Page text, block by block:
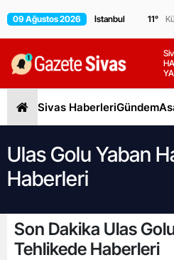
09 Ağustos 2026 11°
Sivas HaberleriGündem
Ulas Golu Yaban
Haberleri
Son Dakika Ulas
Tehlikede Haberleri